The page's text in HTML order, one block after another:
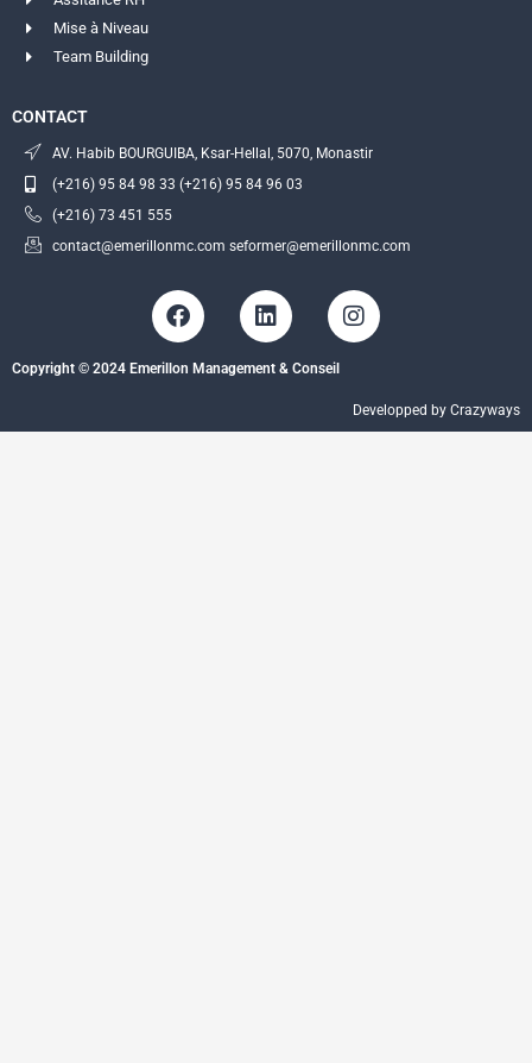
Mise à Niveau
Team Building
CONTACT
AV. Habib BOURGUIBA, Ksar-Hellal, 5070, Monastir
(+216) 95 84 98 33 (+216) 95 84 96 03
(+216) 73 451 555
contact@emerillonmc.com seformer@emerillonmc.com
F
a
e
o
L
i
k
d
I
n
a
g
Copyright © 2024 Emerillon Management & Conseil
Developped by Crazyways